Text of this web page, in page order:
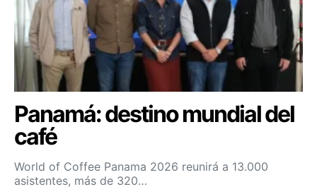
Panamá: destino mundial del
café
World of Coffee Panama 2026 reunirá a 13.000
asistentes, más de 320…